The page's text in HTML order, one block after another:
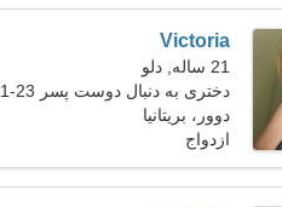
Victoria
21 ساله, دلو
دختری به دنبال دوست پسر 23-31
دوور، بریتانیا
ازدواج